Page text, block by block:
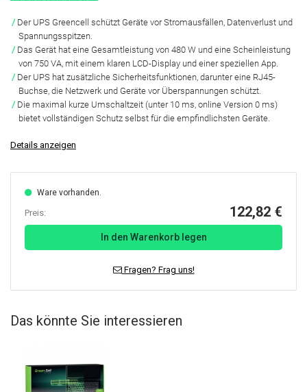
Der UPS Greencell schützt Geräte vor Stromausfällen, Datenverlust und
Spannungsspitzen.
Das Gerät hat eine Gesamtleistung von 480 W und eine Scheinleistung
von 750 VA, mit einem klaren LCD-Display und einer speziellen App.
Der UPS hat zusätzliche Sicherheitsfunktionen, darunter eine RJ45-
Buchse, die Netzwerk und Geräte vor Überspannungen schützt.
Die maximal kurze Umschaltzeit (unter 10 ms, online Version 0 ms)
bietet vollständigen Schutz selbst für die empfindlichsten Geräte.
Details anzeigen
Ware vorhanden.
Preis: 122,82 €
In den Warenkorb legen
Fragen? Frag uns!
Das könnte Sie interessieren